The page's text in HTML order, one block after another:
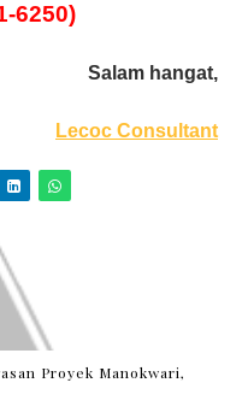
6250)
Salam hangat,
Lecoc Consultant
Proyek Manokwari,